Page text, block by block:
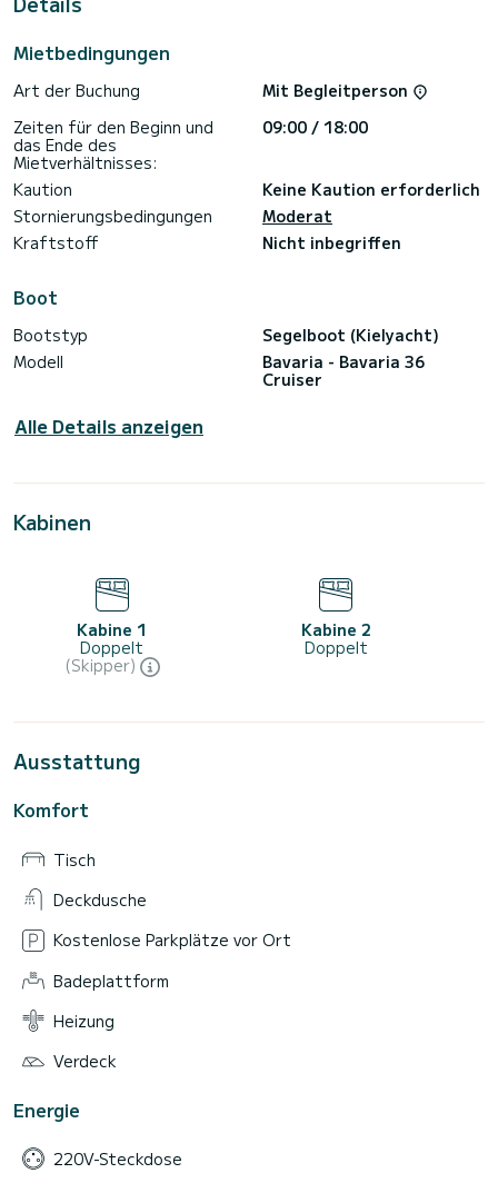
Mietbedingungen
Art der Buchung
Mit Begleitperson
Zeiten für den Beginn und
das Ende des
Mietverhältnisses:
09:00 / 18:00
Kaution
Keine Kaution erforderlich
Stornierungsbedingungen
Moderat
Kraftstoff
Nicht inbegriffen
Boot
Bootstyp
Segelboot (Kielyacht)
Modell
Bavaria - Bavaria 36
Cruiser
Alle Details anzeigen
Kabinen
Kabine 1
Doppelt
(Skipper)
Kabine 2
Doppelt
Ausstattung
Komfort
Tisch
Deckdusche
Kostenlose Parkplätze vor Ort
Badeplattform
Heizung
Verdeck
Energie
220V-Steckdose